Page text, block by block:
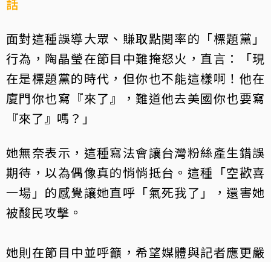
話
面對這種誤導大眾、賺取點閱率的「標題黨」
行為，陶晶瑩在節目中難掩怒火，直言：「現
在是標題黨的時代，但你也不能這樣啊！他在
廈門你也寫『來了』，難道他去美國你也要寫
『來了』嗎？」
她無奈表示，這種寫法會讓台灣粉絲產生錯誤
期待，以為偶像真的悄悄抵台。這種「空歡喜
一場」的感覺讓她直呼「氣死我了」，還害她
被酸民攻擊。
她則在節目中並呼籲，希望媒體與記者應更嚴